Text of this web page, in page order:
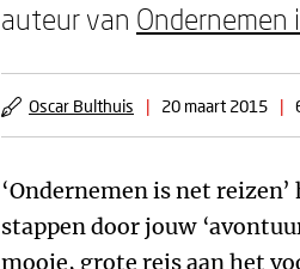
auteur van Ondernemen
Oscar Bulthuis | 20 maart 2015 |
‘Ondernemen is net
stappen door jouw
mooie, grote reis aan het